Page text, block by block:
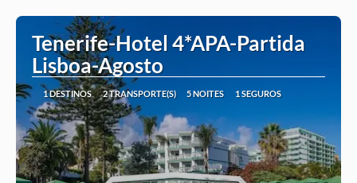
Tenerife-Hotel 4*APA-Partida
Lisboa-Agosto
1 DESTINOS 2 TRANSPORTE(S) 5 NOITES 1 SEGUROS